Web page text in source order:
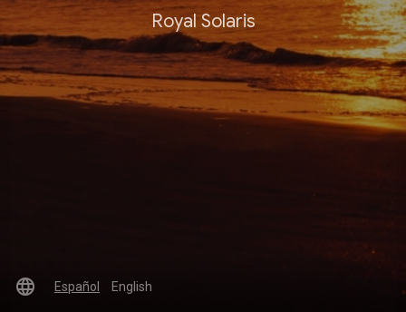
Royal Solaris
language Español English